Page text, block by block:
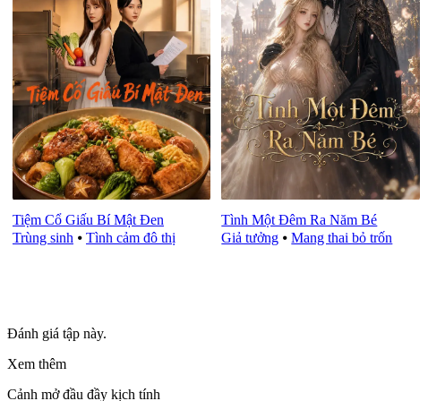
Tiệm Cổ Giấu Bí Mật Đen
Trùng sinh ⦁ Tình cảm đô thị
Tình Một Đêm Ra Năm Bé
Giả tưởng ⦁Mang thai bỏ trốn
Đánh giá tập này.
Xem thêm
Cảnh mở đầu đầy kịch tính